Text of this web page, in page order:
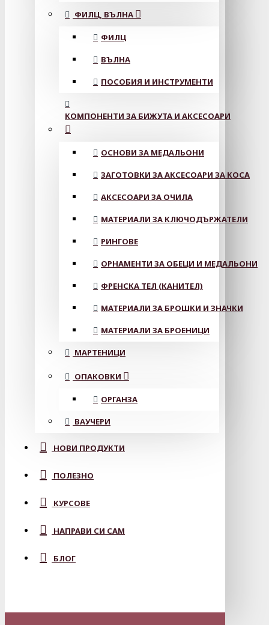
ФИЛЦ, ВЪЛНА
ФИЛЦ
ВЪЛНА
ПОСОБИЯ И ИНСТРУМЕНТИ
КОМПОНЕНТИ ЗА БИЖУТА И АКСЕСОАРИ
ОСНОВИ ЗА МЕДАЛЬОНИ
ЗАГОТОВКИ ЗА АКСЕСОАРИ ЗА КОСА
АКСЕСОАРИ ЗА ОЧИЛА
МАТЕРИАЛИ ЗА КЛЮЧОДЪРЖАТЕЛИ
РИНГОВЕ
ОРНАМЕНТИ ЗА ОБЕЦИ И МЕДАЛЬОНИ
ФРЕНСКА ТЕЛ (КАНИТЕЛ)
МАТЕРИАЛИ ЗА БРОШКИ И ЗНАЧКИ
МАТЕРИАЛИ ЗА БРОЕНИЦИ
МАРТЕНИЦИ
ОПАКОВКИ
ОРГАНЗА
ВАУЧЕРИ
НОВИ ПРОДУКТИ
ПОЛЕЗНО
КУРСОВЕ
НАПРАВИ СИ САМ
БЛОГ